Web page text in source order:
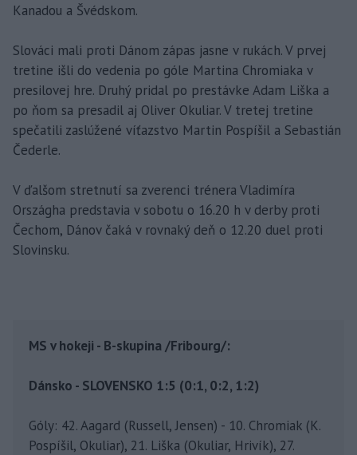
Kanadou a Švédskom.
Slováci mali proti Dánom zápas jasne v rukách. V prvej
tretine išli do vedenia po góle Martina Chromiaka v
presilovej hre. Druhý pridal po prestávke Adam Liška a
po ňom sa presadil aj Oliver Okuliar. V tretej tretine
spečatili zaslúžené víťazstvo Martin Pospíšil a Sebastián
Čederle.
V ďalšom stretnutí sa zverenci trénera Vladimíra
Országha predstavia v sobotu o 16.20 h v derby proti
Čechom, Dánov čaká v rovnaký deň o 12.20 duel proti
Slovinsku.
MS v hokeji - B-skupina /Fribourg/:
Dánsko - SLOVENSKO 1:5 (0:1, 0:2, 1:2)
Góly: 42. Aagard (Russell, Jensen) - 10. Chromiak (K.
Pospíšil, Okuliar), 21. Liška (Okuliar, Hrivík), 27.